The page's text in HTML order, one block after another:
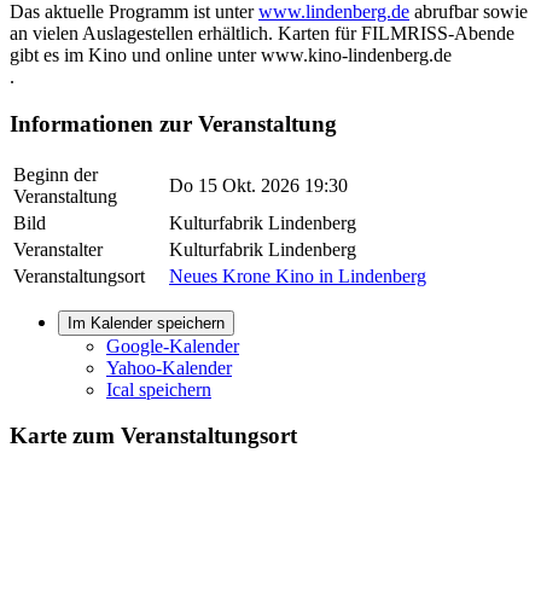
Das aktuelle Programm ist unterwww.lindenberg.de abrufbar sowie
an vielen Auslagestellen erhältlich. Karten für FILMRISS-Abende
gibt es im Kino und online unter www.kino-lindenberg.de
.
Informationen zur Veranstaltung
Beginn der
Veranstaltung
Do 15 Okt. 2026 19:30
Bild
Kulturfabrik Lindenberg
Veranstalter
Kulturfabrik Lindenberg
Veranstaltungsort
Neues Krone Kino in Lindenberg
Im Kalender speichern
Google-Kalender
Yahoo-Kalender
Ical speichern
Karte zum Veranstaltungsort